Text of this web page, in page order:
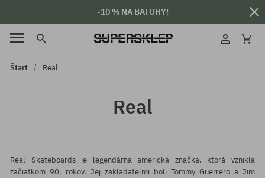
-10 % NA BATOHY!
Štart Real
Real
Real Skateboards je legendárna americká značka, ktorá vznikla
začiatkom 90. rokov. Jej zakladateľmi boli Tommy Guerrero a Jim